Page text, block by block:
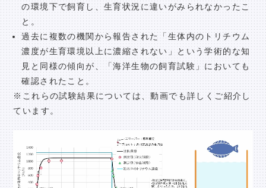
の環境下で飼育し、生育状況に違いがみられなかったこ
と。
過去に複数の機関から報告された「生体内のトリチウム
濃度が生育環境以上に濃縮されない」という学術的な知
見と同様の傾向が、「海洋生物の飼育試験」においても
確認されたこと。
※これらの試験結果については、動画でも詳しくご紹介し
ています。